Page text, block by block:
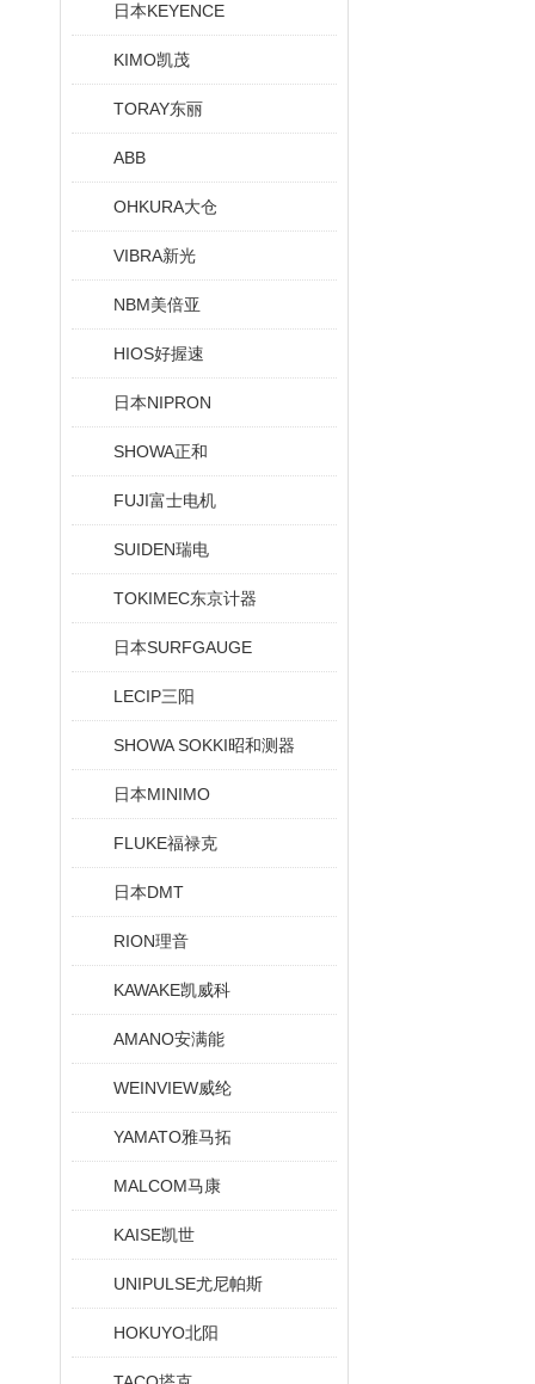
日本KEYENCE
KIMO凯茂
TORAY东丽
ABB
OHKURA大仓
VIBRA新光
NBM美倍亚
HIOS好握速
日本NIPRON
SHOWA正和
FUJI富士电机
SUIDEN瑞电
TOKIMEC东京计器
日本SURFGAUGE
LECIP三阳
SHOWA SOKKI昭和测器
日本MINIMO
FLUKE福禄克
日本DMT
RION理音
KAWAKE凯威科
AMANO安满能
WEINVIEW威纶
YAMATO雅马拓
MALCOM马康
KAISE凯世
UNIPULSE尤尼帕斯
HOKUYO北阳